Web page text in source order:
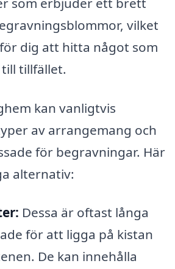
vilket
dig att hitta något som
tillfället.
kan vanligtvis
av arrangemang och
för begravningar. Här
alternativ:
Dessa är oftast långa
för att ligga på kistan
De kan innehålla